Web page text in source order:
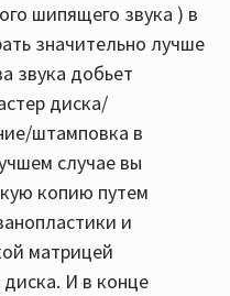
шипящего звука ) в
значительно лучше
звука добьет
диска/
штамповка в
случае вы
копию путем
и
матрицей
диска. И в конце